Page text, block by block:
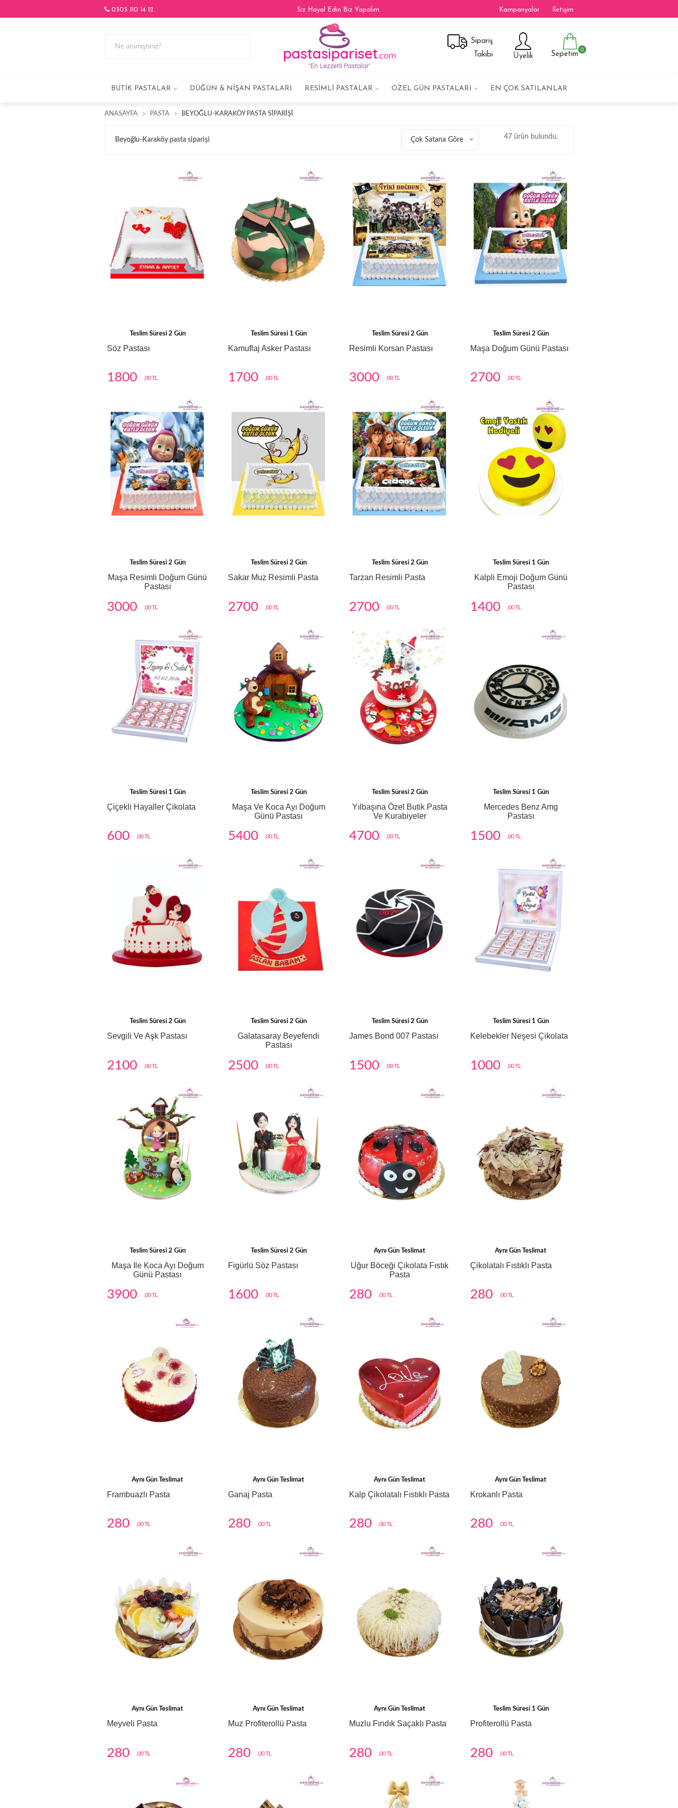
0505 110 14 12 Siz Hayal Edin Biz Yapalım. Kampanyalar İletişim
Sipariş
Takibi
Üyelik Sepetim
0
BUTIK PASTALAR DÜĞÜN & NIŞAN PASTALARI RESIMLI PASTALAR ÖZEL GÜN PASTALARI EN ÇOK SATILANLAR
ANASAYFA PASTA BEYOĞLU-KARAKÖY PASTA SIPARIŞI
Beyoğlu-Karaköy pasta siparişi Çok Satana Göre 47 ürün bulundu.
Teslim Süresi 2 Gün
Söz Pastası
1800 ,00 TL
Teslim Süresi 1 Gün
Kamuflaj Asker Pastası
1700 ,00 TL
Teslim Süresi 2 Gün
Resimli Korsan Pastası
3000 ,00 TL
Teslim Süresi 2 Gün
Maşa Doğum Günü Pastası
2700 ,00 TL
Teslim Süresi 2 Gün
Maşa Resimli Doğum Günü
Pastası
3000 ,00 TL
Teslim Süresi 2 Gün
Sakar Muz Resimli Pasta
2700 ,00 TL
Teslim Süresi 2 Gün
Tarzan Resimli Pasta
2700 ,00 TL
Teslim Süresi 1 Gün
Kalpli Emoji Doğum Günü
Pastası
1400 ,00 TL
Teslim Süresi 1 Gün
Çiçekli Hayaller Çikolata
600 ,00 TL
Teslim Süresi 2 Gün
Maşa Ve Koca Ayı Doğum
Günü Pastası
5400 ,00 TL
Teslim Süresi 2 Gün
Yılbaşına Özel Butik Pasta
Ve Kurabiyeler
4700 ,00 TL
Teslim Süresi 1 Gün
Mercedes Benz Amg
Pastası
1500 ,00 TL
Teslim Süresi 2 Gün
Sevgili Ve Aşk Pastası
2100 ,00 TL
Teslim Süresi 2 Gün
Galatasaray Beyefendi
Pastası
2500 ,00 TL
Teslim Süresi 2 Gün
James Bond 007 Pastası
1500 ,00 TL
Teslim Süresi 1 Gün
Kelebekler Neşesi Çikolata
1000 ,00 TL
Teslim Süresi 2 Gün
Maşa Ile Koca Ayı Doğum
Günü Pastası
3900 ,00 TL
Teslim Süresi 2 Gün
Figürlü Söz Pastası
1600 ,00 TL
Aynı Gün Teslimat
Uğur Böceği Çikolata Fıstık
Pasta
280 ,00 TL
Aynı Gün Teslimat
Çikolatalı Fıstıklı Pasta
280 ,00 TL
Aynı Gün Teslimat
Frambuazlı Pasta
280 ,00 TL
Aynı Gün Teslimat
Ganaj Pasta
280 ,00 TL
Aynı Gün Teslimat
Kalp Çikolatalı Fıstıklı Pasta
280 ,00 TL
Aynı Gün Teslimat
Krokanlı Pasta
280 ,00 TL
Aynı Gün Teslimat
Meyveli Pasta
280 ,00 TL
Aynı Gün Teslimat
Muz Profiterollü Pasta
280 ,00 TL
Aynı Gün Teslimat
Muzlu Fındık Saçaklı Pasta
280 ,00 TL
Teslim Süresi 1 Gün
Profiterollü Pasta
280 ,00 TL